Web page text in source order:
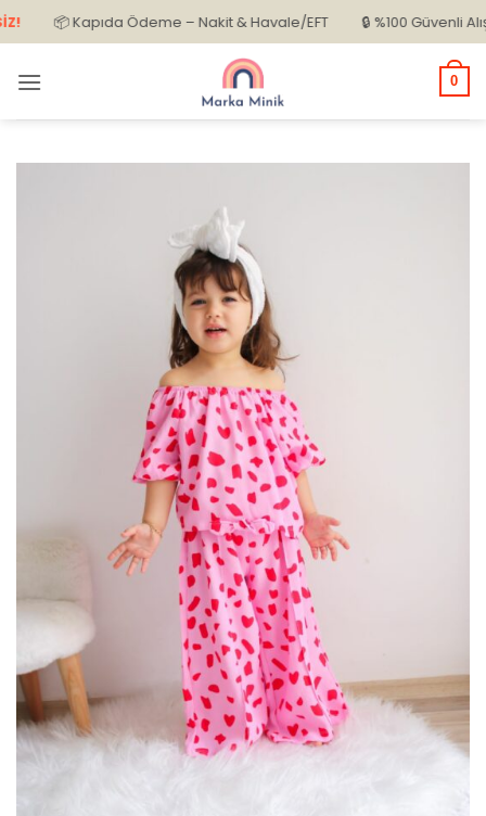
İçeriğe
atla
📦 Kapıda Ödeme – Nakit & Havale/EFT 🔒 %100 Güvenli Alışveriş
0